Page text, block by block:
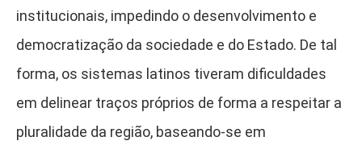
institucionais, impedindo o desenvolvimento e
democratização da sociedade e do Estado. De tal
forma, os sistemas latinos tiveram dificuldades
em delinear traços próprios de forma a respeitar a
pluralidade da região, baseando-se em